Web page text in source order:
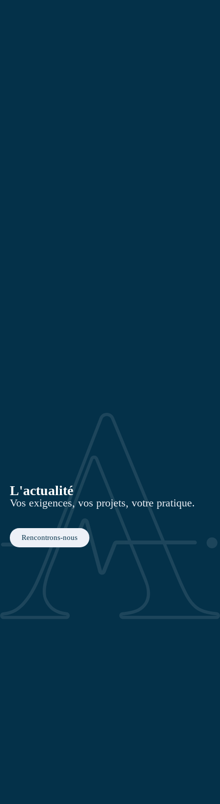
L'actualité
Vos exigences, vos projets, votre pratique.
Rencontrons-nous